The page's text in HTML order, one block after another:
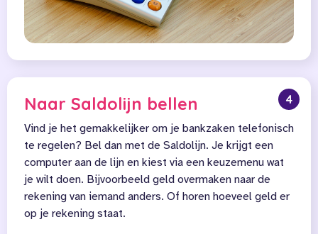
4
Naar Saldolijn bellen
Vind je het gemakkelijker om je bankzaken telefonisch
te regelen? Bel dan met de Saldolijn. Je krijgt een
computer aan de lijn en kiest via een keuzemenu wat
je wilt doen. Bijvoorbeeld geld overmaken naar de
rekening van iemand anders. Of horen hoeveel geld er
op je rekening staat.